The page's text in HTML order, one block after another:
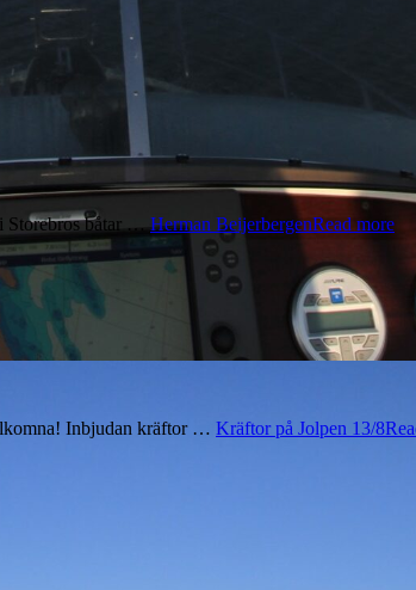
Storebros båtar … Herman BeijerbergenRead more
Inbjudan kräftor … Kräftor på Jolpen 13/8